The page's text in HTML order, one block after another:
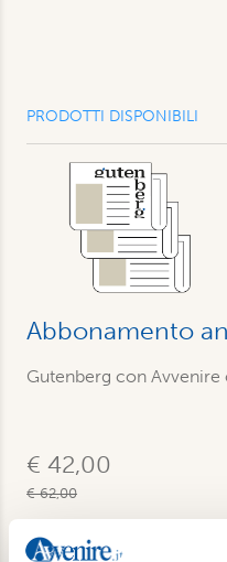
PRODOTTI DISPONIBILI
Abbonamento
Gutenberg con Avvenire
€ 42,00
€ 62,00
Acquista